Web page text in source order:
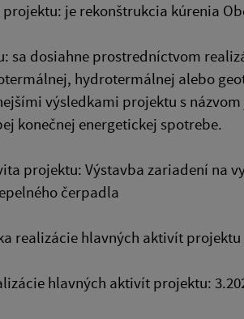
je rekonštrukcia kúrenia
sa dosiahne prostredníctvom
hydrotermálnej alebo
výsledkami projektu s
konečnej energetickej spotrebe.
projektu: Výstavba zariadení na
čerpadla
realizácie hlavných aktivít projektu
hlavných aktivít projektu: